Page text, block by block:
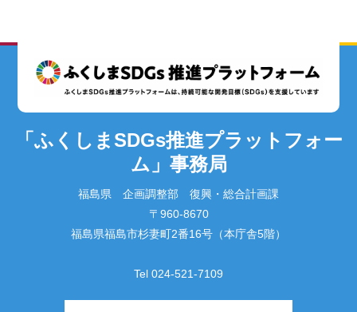
「ふくしまSDGs推進プラットフォー
ム」事務局
福島県 企画調整部 復興・総合計画課
〒960-8670
福島県福島市杉妻町2番16号（本庁舎5階）
Tel 024-521-7109